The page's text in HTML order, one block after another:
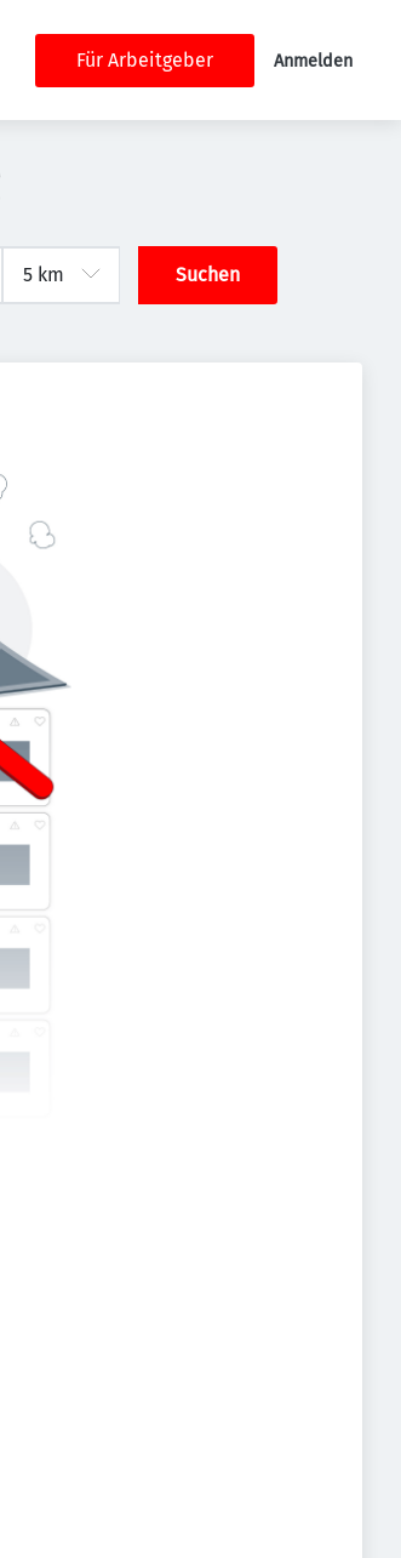
Für Arbeitgeber Anmelden
Suchen